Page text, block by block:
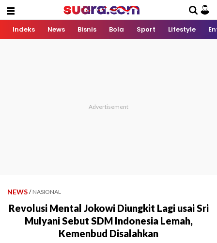
Indeks News Bisnis Bola Sport Lifestyle
NEWS / NASIONAL
Revolusi Mental Jokowi Diungkit Lagi usai Sri
Mulyani Sebut SDM Indonesia Lemah,
Kemenbud Disalahkan